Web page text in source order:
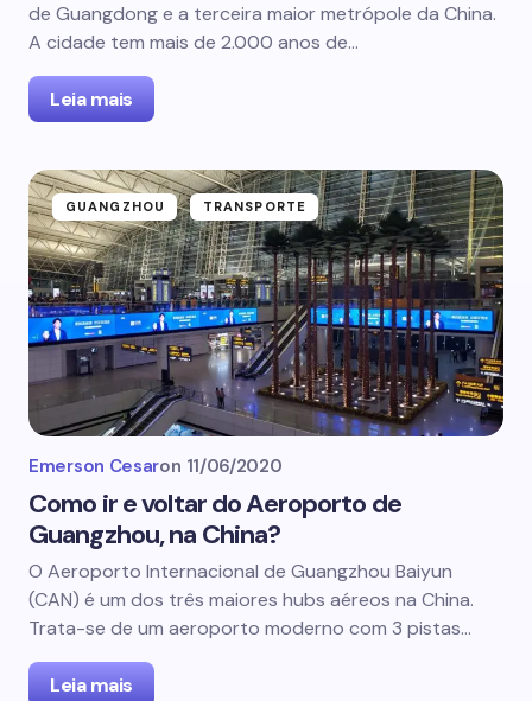
de Guangdong e a terceira maior metrópole da China.
A cidade tem mais de 2.000 anos de…
Leia mais
GUANGZHOU TRANSPORTE
Emerson Cesaron 11/06/2020
Como ir e voltar do Aeroporto de
Guangzhou, na China?
O Aeroporto Internacional de Guangzhou Baiyun
(CAN) é um dos três maiores hubs aéreos na China.
Trata-se de um aeroporto moderno com 3 pistas…
Leia mais